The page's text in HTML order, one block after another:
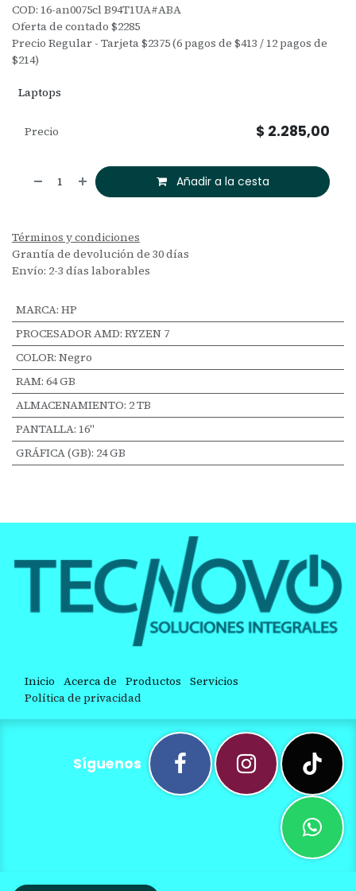
COD: 16-an0075cl B94T1UA#ABA
Oferta de contado $2285
Precio Regular - Tarjeta $2375 (6 pagos de $413 / 12 pagos de
$214)
Laptops
Añadir a la cesta
Precio $ 2.285,00
Términos y condiciones
Grantía de devolución de 30 días
Envío: 2-3 días laborables
MARCA: HP
PROCESADOR AMD: RYZEN 7
COLOR: Negro
RAM: 64 GB
ALMACENAMIENTO: 2 TB
PANTALLA: 16"
GRÁFICA (GB): 24 GB
Inicio Acerca de Productos Servicios
Política de privacidad
Síguenos